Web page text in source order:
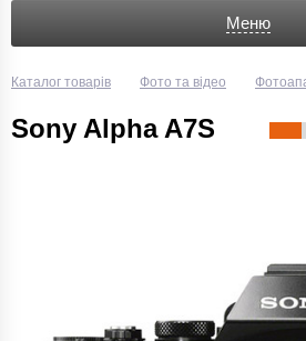
Меню
Каталог товарів Фото та відео
Sony Alpha A7S